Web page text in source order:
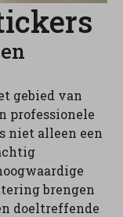
gebied van
professionele
niet alleen een
brengen
doeltreffende